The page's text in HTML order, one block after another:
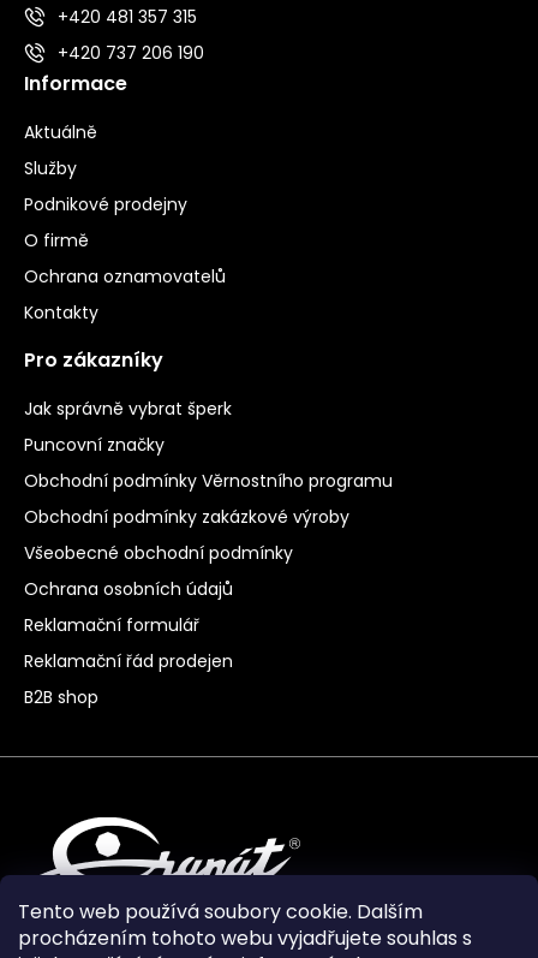
Tento web používá soubory cookie. Dalším
procházením tohoto webu vyjadřujete souhlas s
+420 481 357 315
+420 737 206 190
Informace
Aktuálně
Služby
Podnikové prodejny
O firmě
Ochrana oznamovatelů
Kontakty
Pro zákazníky
Jak správně vybrat šperk
Puncovní značky
Obchodní podmínky Věrnostního programu
Obchodní podmínky zakázkové výroby
Všeobecné obchodní podmínky
Ochrana osobních údajů
Reklamační formulář
Reklamační řád prodejen
B2B shop